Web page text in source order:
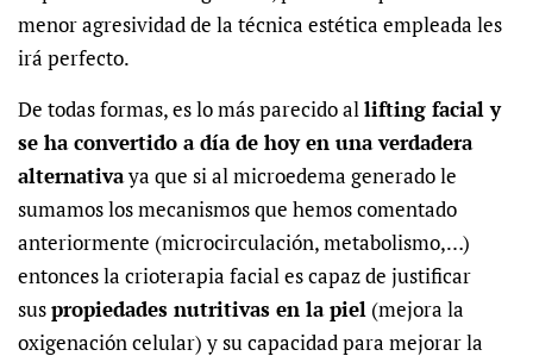
menor agresividad de la técnica estética empleada les
irá perfecto.
De todas formas, es lo más parecido allifting facial y
se ha convertido a día de hoy en una verdadera
alternativaya que si al microedema generado le
sumamos los mecanismos que hemos comentado
anteriormente (microcirculación, metabolismo,…)
entonces la crioterapia facial es capaz de justificar
suspropiedades nutritivas en la piel (mejora la
oxigenación celular) y su capacidad para mejorar la